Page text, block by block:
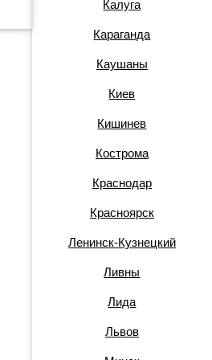
Калуга
Караганда
Каушаны
Киев
Кишинев
Кострома
Краснодар
Красноярск
Ленинск-Кузнецкий
Ливны
Лида
Львов